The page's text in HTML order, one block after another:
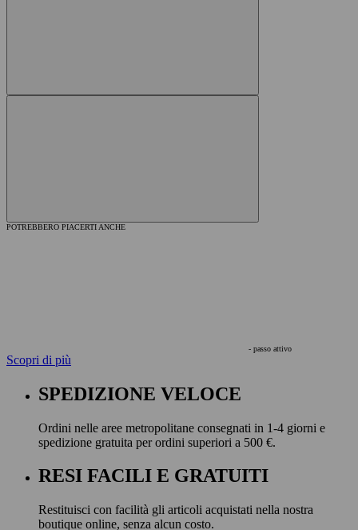
POTREBBERO PIACERTI ANCHE
- passo attivo
Scopri di più
SPEDIZIONE VELOCE
Ordini nelle aree metropolitane consegnati in 1-4 giorni e
spedizione gratuita per ordini superiori a 500 €.
RESI FACILI E GRATUITI
Restituisci con facilità gli articoli acquistati nella nostra
boutique online, senza alcun costo.